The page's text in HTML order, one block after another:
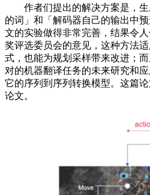
作者们提出的解决方案是，生
的词」和「解码器自己的输出中
文的实验做得非常完善，结果令
奖评选委员会的意见，这种方法
式，也能为规划采样带来改进；
对的机器翻译任务的未来研究和
它的序列到序列转换模型。这篇
论文。